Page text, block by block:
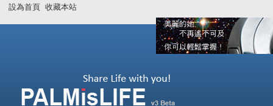
設為首頁 收藏本站